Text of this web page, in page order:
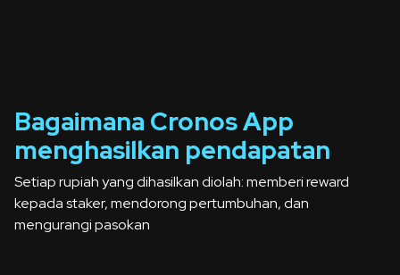
Bagaimana Cronos App
menghasilkan pendapatan
Setiap rupiah yang dihasilkan diolah:memberi reward
kepada staker, mendorong pertumbuhan, dan
mengurangi pasokan